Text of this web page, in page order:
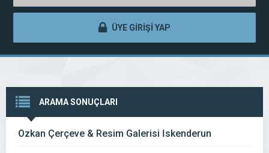
ÜYE GİRİŞİ YAP
ARAMA SONUÇLARI
Özkan Çerçeve & Resim Galerisi İskenderun